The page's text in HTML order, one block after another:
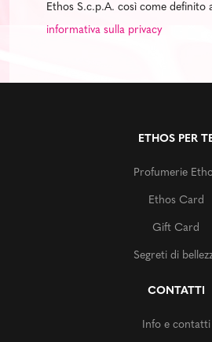
Ethos S.c.p.A. così come definito
informativa sulla privacy
ETHOS PER
Profumerie
Ethos Card
Gift Card
Segreti di
CONTATTI
Info e contatti